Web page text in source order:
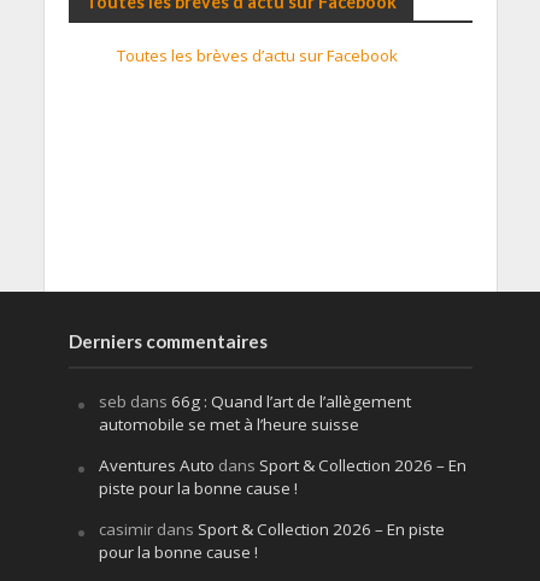
Toutes les brèves d’actu sur Facebook
Derniers commentaires
seb dans 66g : Quand l’art de l’allègement
automobile se met à l’heure suisse
Aventures Auto dans Sport & Collection 2026 – En
piste pour la bonne cause !
casimirdans Sport & Collection 2026 – En piste
pour la bonne cause !